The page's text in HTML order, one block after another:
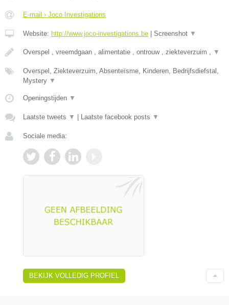
E-mail › Joco Investigations
Website: http://www.joco-investigations.be Screenshot ▼
Overspel , vreemdgaan , alimentatie , ontrouw , ziekteverzuim , ▼
Overspel, Ziekteverzuim, Absenteïsme, Kinderen, Bedrijfsdiefstal,
Mystery ▼
Openingstijden ▼
Laatste tweets ▼ Laatste facebook posts ▼
Sociale media:
BEKIJK VOLLEDIG PROFIEL